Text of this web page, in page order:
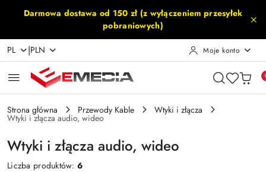
Przejdź do treści głównej
Przejdź do wyszukiwarki
Przejdź do moje konto
Przejdź do menu głównego
Przejdź do stopki
Darmowa dostawa od 150 zł (z wyłączeniem przesyłek
pobraniowych)
PL |PLN Moje konto
Strona główna Przewody Kable Wtyki i złącza
Wtyki i złącza audio, wideo
Wtyki i złącza audio, wideo
Liczba produktów:6